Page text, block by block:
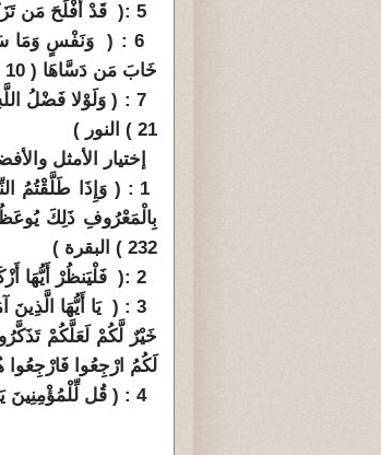
خَابَ مَن دَسَّاهَا ( 10 ) الشمس )
7 : ( وَلَوْلا فَضْلُ
21 ) النور )
إختيار الأمثل
1 : ( وَإِذَا طَلَّقْتُمُ
بِالْمَعْرُوفِ ذَلِكَ
232 ) البقرة )
3 : ( يَا أَيُّهَا
لَكُمُ ارْجِعُوا فَارْجِعُوا هُوَ
4 : ( قُل لِّلْمُؤْمِنِينَ يَغُضُّوا مِنْ أَبْصَارِهِمْ وَيَحْفَظُوا فُرُوجَهُمْ ذَلِكَ أَزْكَى لَهُمْ )